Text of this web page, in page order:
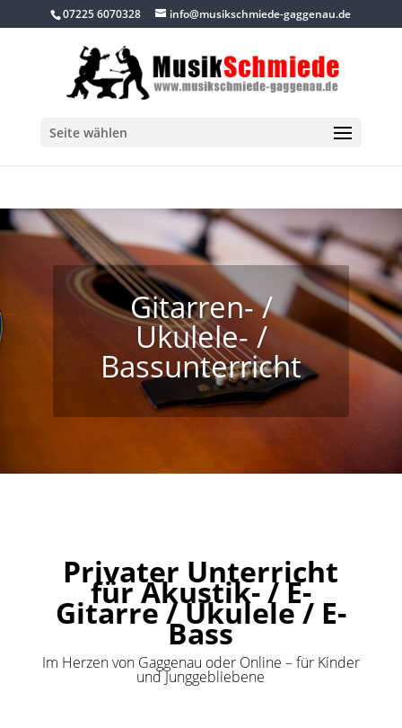
07225 6070328 info@musikschmiede-gaggenau.de
Seite wählen
Gitarren- /
Ukulele- /
Bassunterricht
Privater Unterricht
für Akustik- /E-
Gitarre / Ukulele / E-
Bass
Im Herzen von Gaggenau oder Online – für Kinder
und Junggebliebene